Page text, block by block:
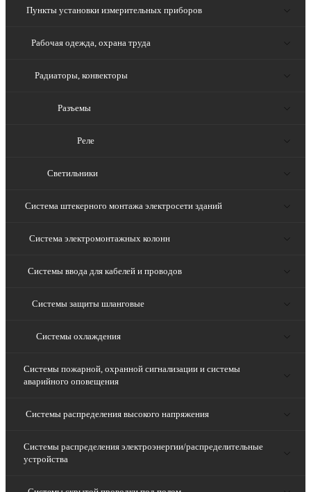
Пункты установки измерительных приборов
Рабочая одежда, охрана труда
Радиаторы, конвекторы
Разъемы
Реле
Светильники
Система штекерного монтажа электросети зданий
Система электромонтажных колонн
Системы ввода для кабелей и проводов
Системы защиты шланговые
Системы охлаждения
Системы пожарной, охранной сигнализации и системы
аварийного оповещения
Системы распределения высокого напряжения
Системы распределения электроэнергии/распределительные
устройства